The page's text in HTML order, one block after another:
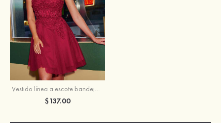
Vestido línea a escote bandeja tul corto/mini vestido para homecoming
$137.00